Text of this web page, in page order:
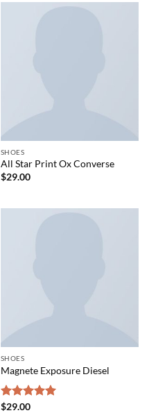
SHOES
All Star Print Ox Converse
$29.00
SHOES
Magnete Exposure Diesel
Rated
$29.00